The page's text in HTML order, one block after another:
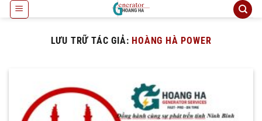
qua
LƯU TRỮ TÁC GIẢ: HOÀNG HÀ POWER